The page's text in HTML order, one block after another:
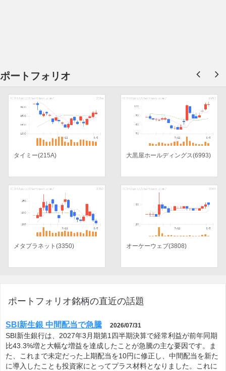
ポートフォリオ
タイミー(215A) 大黒屋ホールディングス(6993)
メタプラネット(3350) オーケーウェブ(3808)
ポートフォリオ銘柄の直近の話題
SBI新生銀 中間配当で急騰 2026/07/31
SBI新生銀行は、2027年3月期第1四半期決算で経常利益が前年同期
比43.3%増と大幅な増益を達成したことが急騰の主な要因です。ま
た、これまで未定だった上期配当を10円に修正し、中間配当を新た
に導入したことも投資家にとってプラス材料となりました。これに